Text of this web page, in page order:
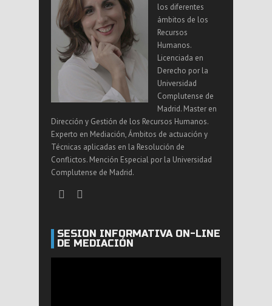
los diferentes
ámbitos de los
Recursos
Humanos.
Licenciada en
Derecho por la
Universidad
Complutense de
Madrid. Master en
Dirección y Gestión de los Recursos Humanos.
Experto en Mediación, Ámbitos de actuación y
Técnicas aplicadas en la Resolución de
Conflictos. Mención Especial por la Universidad
Complutense de Madrid.
SESIÓN INFORMATIVA ON-LINE
DE MEDIACIÓN